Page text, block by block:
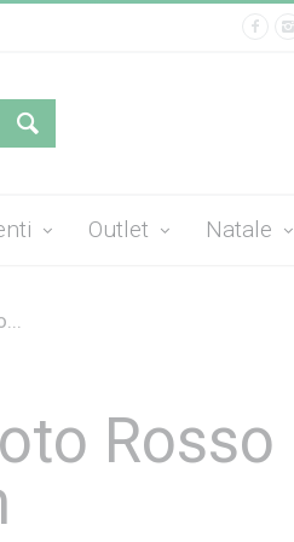
Outlet Natale
Rosso